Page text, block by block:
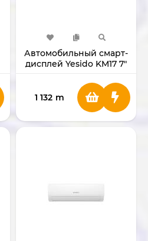
Автомобильный смарт-
дисплей Yesido KM17 7"
1 132 m